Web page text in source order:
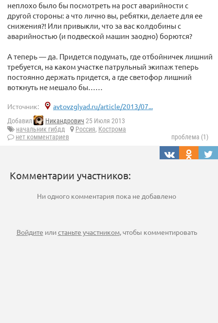
неплохо было бы посмотреть на рост аварийности с
другой стороны: а что лично вы, ребятки, делаете для ее
снижения?! Или привыкли, что за вас колдобины с
аварийностью (и подвеской машин заодно) борются?
А теперь — да. Придется подумать, где отбойничек лишний
требуется, на каком участке патрульный экипаж теперь
постоянно держать придется, а где светофор лишний
воткнуть не мешало бы……
Источник: avtovzglyad.ru/article/2013/07...
Добавил Никандрович 25 Июля 2013
начальник гибдд
Россия, Кострома
нет комментариев
проблема (1)
Комментарии участников:
Ни одного комментария пока не добавлено
Войдите илистаньте участником, чтобы комментировать